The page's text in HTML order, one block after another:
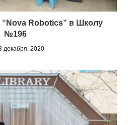
Robotics” в Школу
№196
декабря, 2020